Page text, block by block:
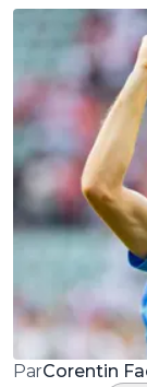
ParCorentin